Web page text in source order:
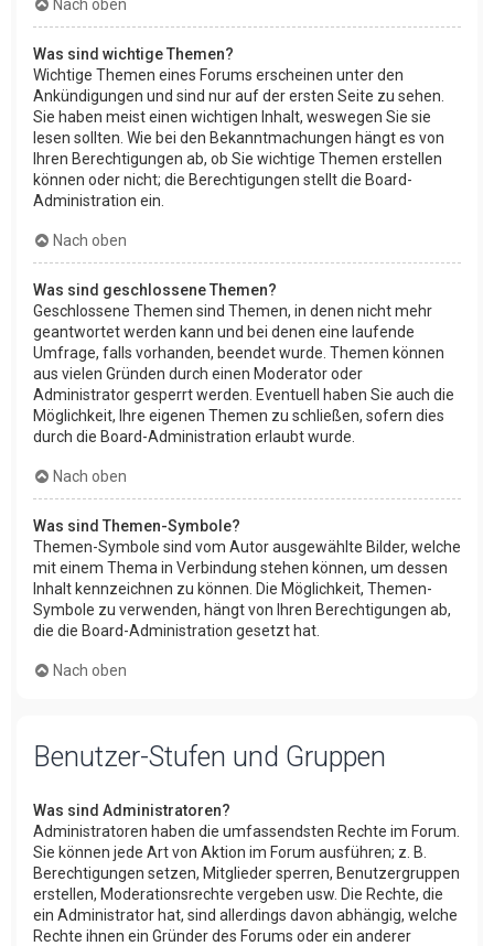
Nach oben
Was sind wichtige Themen?
Wichtige Themen eines Forums erscheinen unter den
Ankündigungen und sind nur auf der ersten Seite zu sehen.
Sie haben meist einen wichtigen Inhalt, weswegen Sie sie
lesen sollten. Wie bei den Bekanntmachungen hängt es von
Ihren Berechtigungen ab, ob Sie wichtige Themen erstellen
können oder nicht; die Berechtigungen stellt die Board-
Administration ein.
Nach oben
Was sind geschlossene Themen?
Geschlossene Themen sind Themen, in denen nicht mehr
geantwortet werden kann und bei denen eine laufende
Umfrage, falls vorhanden, beendet wurde. Themen können
aus vielen Gründen durch einen Moderator oder
Administrator gesperrt werden. Eventuell haben Sie auch die
Möglichkeit, Ihre eigenen Themen zu schließen, sofern dies
durch die Board-Administration erlaubt wurde.
Nach oben
Was sind Themen-Symbole?
Themen-Symbole sind vom Autor ausgewählte Bilder, welche
mit einem Thema in Verbindung stehen können, um dessen
Inhalt kennzeichnen zu können. Die Möglichkeit, Themen-
Symbole zu verwenden, hängt von Ihren Berechtigungen ab,
die die Board-Administration gesetzt hat.
Nach oben
Benutzer-Stufen und Gruppen
Was sind Administratoren?
Administratoren haben die umfassendsten Rechte im Forum.
Sie können jede Art von Aktion im Forum ausführen; z. B.
Berechtigungen setzen, Mitglieder sperren, Benutzergruppen
erstellen, Moderationsrechte vergeben usw. Die Rechte, die
ein Administrator hat, sind allerdings davon abhängig, welche
Rechte ihnen ein Gründer des Forums oder ein anderer